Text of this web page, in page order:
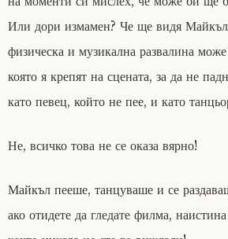
Или дори измамен? Че ще видя
физическа и музикална развалина
която я крепят на сцената, за да не
като певец, който не пее, и като
Не, всичко това не се оказа вярно!
Майкъл пееше, танцуваше и се
ако отидете да гледате филма,